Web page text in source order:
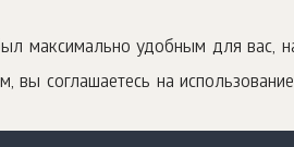
максимально удобным для вас,
вы соглашаетесь на